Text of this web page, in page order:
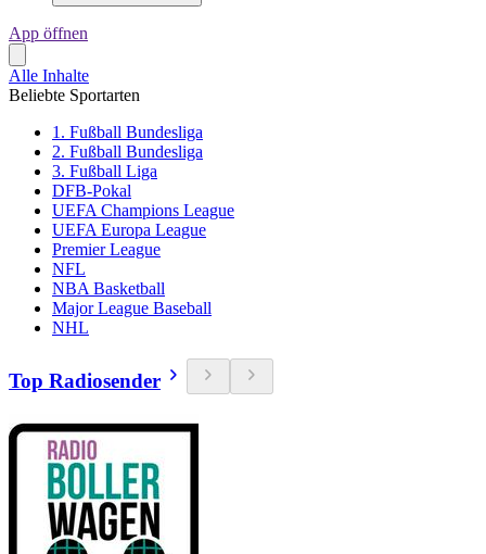
App öffnen
Alle Inhalte
Beliebte Sportarten
1. Fußball Bundesliga
2. Fußball Bundesliga
3. Fußball Liga
DFB-Pokal
UEFA Champions League
UEFA Europa League
Premier League
NFL
NBA Basketball
Major League Baseball
NHL
Top Radiosender